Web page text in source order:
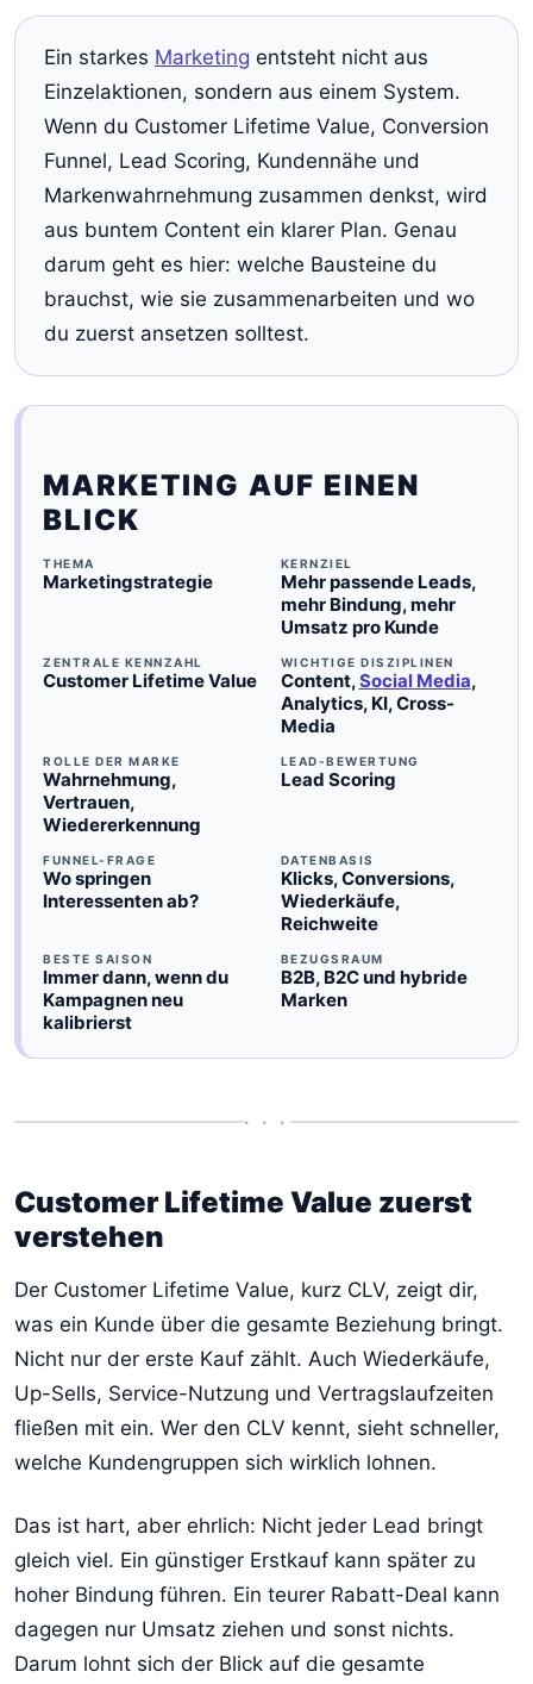
Ein starkes Marketing entsteht nicht aus
Einzelaktionen, sondern aus einem System.
Wenn du Customer Lifetime Value, Conversion
Funnel, Lead Scoring, Kundennähe und
Markenwahrnehmung zusammen denkst, wird
aus buntem Content ein klarer Plan. Genau
darum geht es hier: welche Bausteine du
brauchst, wie sie zusammenarbeiten und wo
du zuerst ansetzen solltest.
MARKETING AUF EINEN
BLICK
THEMA
Marketingstrategie
KERNZIEL
Mehr passende Leads,
mehr Bindung, mehr
Umsatz pro Kunde
ZENTRALE KENNZAHL
Customer Lifetime Value
WICHTIGE DISZIPLINEN
Content,Social Media,
Analytics, KI, Cross-
Media
ROLLE DER MARKE
Wahrnehmung,
Vertrauen,
Wiedererkennung
LEAD-BEWERTUNG
Lead Scoring
FUNNEL-FRAGE
Wo springen
Interessenten ab?
DATENBASIS
Klicks, Conversions,
Wiederkäufe,
Reichweite
BESTE SAISON
Immer dann, wenn du
Kampagnen neu
kalibrierst
BEZUGSRAUM
B2B, B2C und hybride
Marken
• • •
Customer Lifetime Value zuerst
verstehen
Der Customer Lifetime Value, kurz CLV, zeigt dir,
was ein Kunde über die gesamte Beziehung bringt.
Nicht nur der erste Kauf zählt. Auch Wiederkäufe,
Up-Sells, Service-Nutzung und Vertragslaufzeiten
fließen mit ein. Wer den CLV kennt, sieht schneller,
welche Kundengruppen sich wirklich lohnen.
Das ist hart, aber ehrlich: Nicht jeder Lead bringt
gleich viel. Ein günstiger Erstkauf kann später zu
hoher Bindung führen. Ein teurer Rabatt-Deal kann
dagegen nur Umsatz ziehen und sonst nichts.
Darum lohnt sich der Blick auf die gesamte